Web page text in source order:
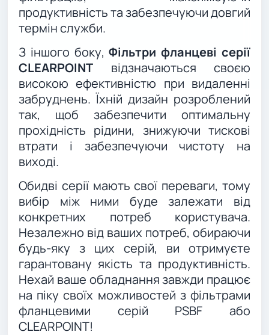
продуктивність та забезпечуючи довгий
термін служби.
З іншого боку,Фільтри фланцеві серії
CLEARPOINT відзначаються своєю
високою ефективністю при видаленні
забруднень. Їхній дизайн розроблений
так, щоб забезпечити оптимальну
прохідність рідини, знижуючи тискові
втрати і забезпечуючи чистоту на
виході.
Обидві серії мають свої переваги, тому
вибір між ними буде залежати від
конкретних потреб користувача.
Незалежно від ваших потреб, обираючи
будь-яку з цих серій, ви отримуєте
гарантовану якість та продуктивність.
Нехай ваше обладнання завжди працює
на піку своїх можливостей з фільтрами
фланцевими серій PSBF або
CLEARPOINT!